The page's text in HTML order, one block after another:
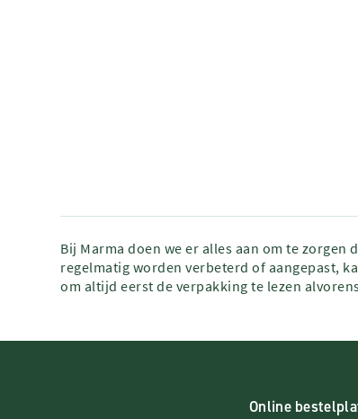
Bij Marma doen we er alles aan om te
regelmatig worden verbeterd of aangepast,
om altijd eerst de verpakking te lezen
Online